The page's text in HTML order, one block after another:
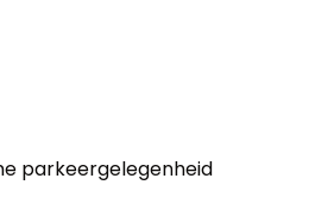
parkeergelegenheid